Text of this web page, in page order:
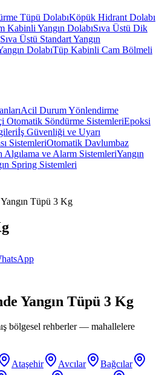
Tüpü DolabıKöpük Hidrant Dolabı
Kabinli Yangın DolabıSıva Üstü Dik
Sıva Üstü Standart Yangın
DolabıTüp Kabinli Cam Bölmeli
Acil Durum Yönlendirme
Otomatik Söndürme SistemleriEpoksi
İş Güvenliği ve Uyarı
SistemleriOtomatik Davlumbaz
Algılama ve Alarm SistemleriYangın
Spring Sistemleri
Yangın Tüpü 3 Kg
Yangın Tüpü 3 Kg
bölgesel rehberler — mahallelere
Ataşehir Avcılar
Bağcılar